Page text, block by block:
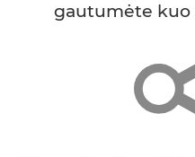
gautumėte kuo